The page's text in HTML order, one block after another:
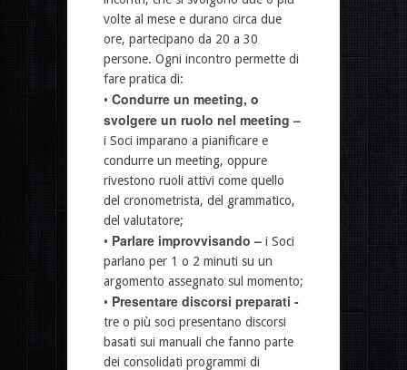
volte al mese e durano circa due
ore, partecipano da 20 a 30
persone. Ogni incontro permette di
fare pratica di:
• Condurre un meeting, o
svolgere un ruolo nel meeting –
i Soci imparano a pianificare e
condurre un meeting, oppure
rivestono ruoli attivi come quello
del cronometrista, del grammatico,
del valutatore;
• Parlare improvvisando – i Soci
parlano per 1 o 2 minuti su un
argomento assegnato sul momento;
• Presentare discorsi preparati -
tre o più soci presentano discorsi
basati sui manuali che fanno parte
dei consolidati programmi di